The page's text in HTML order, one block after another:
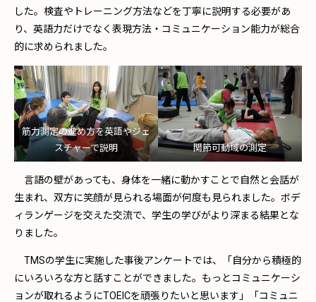
した。検査やトレーニング方法などを丁寧に説明する必要があ
り、英語力だけでなく表現方法・コミュニケーション能力が総合
的に求められました。
筋力測定の進め方を英語やジェ
スチャーで説明
関節可動域の測定
言語の壁があっても、身体を一緒に動かすことで自然と会話が
生まれ、双方に笑顔が見られる場面が何度も見られました。ボデ
ィランゲージを交えた交流で、学生の学びがより深まる結果とな
りました。
TMSの学生に実施した事後アンケートでは、「自分から積極的
にいろいろな方と話すことができました。もっとコミュニケーシ
ョンが取れるようにTOEICを頑張りたいと思います」「コミュニ